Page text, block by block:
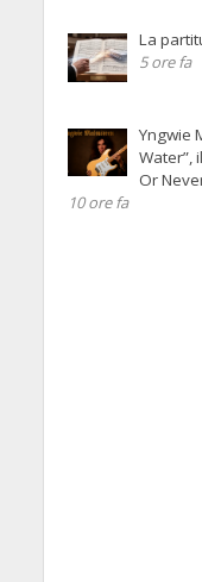
La
5 ore fa
Yngwie
Water”,
Or
10 ore fa